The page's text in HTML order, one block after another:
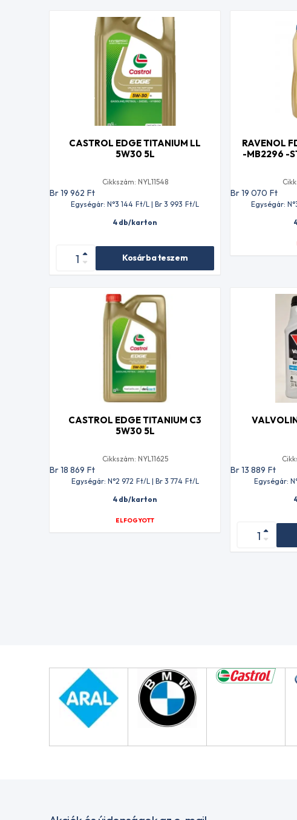
CASTROL EDGE TITANIUM LL
5W30 5L
Cikkszám: NYL11548
Br 19 962 Ft
Egységár: N°3 144 Ft/L | Br 3 993 Ft/L
4 db/karton
Kosárba teszem
RAVENOL
-MB2296 -
Br 19 070 Ft
Egységár:
CASTROL EDGE TITANIUM C3
5W30 5L
Cikkszám: NYL11625
Br 18 869 Ft
Egységár: N°2 972 Ft/L | Br 3 774 Ft/L
4 db/karton
ELFOGYOTT
Br 13 889 Ft
Egységár: